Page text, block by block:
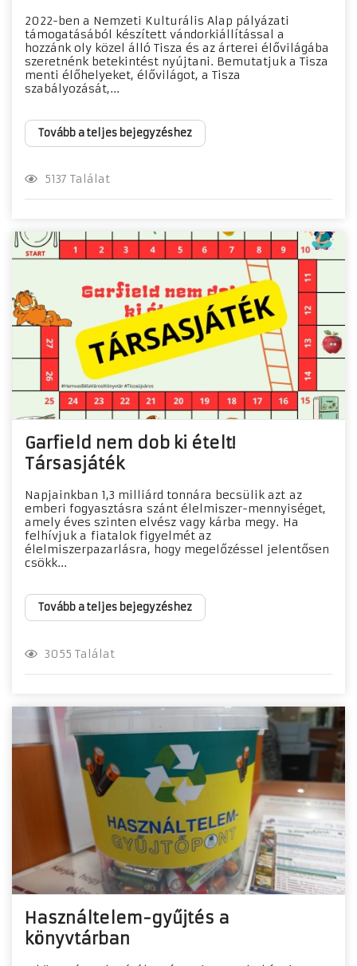
2022-ben a Nemzeti Kulturális Alap pályázati
támogatásából készített vándorkiállítással a
hozzánk oly közel álló Tisza és az árterei élővilágába
szeretnénk betekintést nyújtani. Bemutatjuk a Tisza
menti élőhelyeket, élővilágot, a Tisza
szabályozását,...
Tovább a teljes bejegyzéshez
5137 Találat
Garfield nem dob ki ételt!
Társasjáték
Napjainkban 1,3 milliárd tonnára becsülik azt az
emberi fogyasztásra szánt élelmiszer-mennyiséget,
amely éves szinten elvész vagy kárba megy. Ha
felhívjuk a fiatalok figyelmét az
élelmiszerpazarlásra, hogy megelőzéssel jelentősen
csökk...
Tovább a teljes bejegyzéshez
3055 Találat
Használtelem-gyűjtés a
könyvtárban